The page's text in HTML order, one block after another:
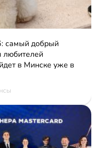
самый добрый
любителей
в Минске уже в